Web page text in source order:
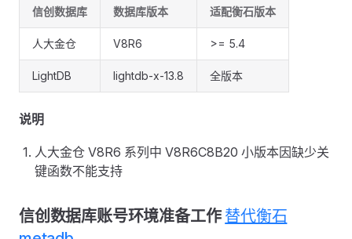
信创数据库 数据库版本 适配衡石版本
人大金仓 V8R6 >= 5.4
LightDB lightdb-x-13.8 全版本
说明
人大金仓 V8R6 系列中 V8R6C8B20 小版本因缺少关
键函数不能支持
信创数据库账号环境准备工作 替代衡石